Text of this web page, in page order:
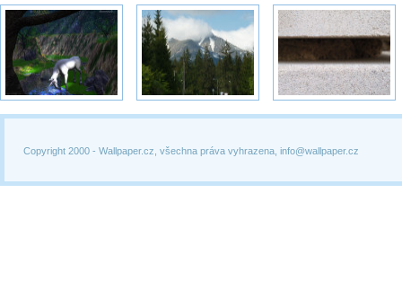
Copyright 2000 - Wallpaper.cz, všechna práva vyhrazena, info@wallpaper.cz